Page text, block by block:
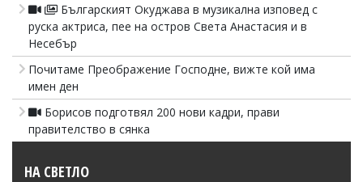
Българският Окуджава в музикална изповед с
руска актриса, пее на остров Света Анастасия и в
Несебър
Почитаме Преображение Господне, вижте кой има
имен ден
Борисов подготвял 200 нови кадри, прави
правителство в сянка
НА СВЕТЛО